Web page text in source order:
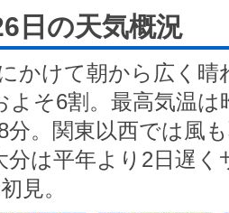
日の天気概況
かけて朝から広く晴
よそ6割。最高気温
分。関東以西では風
分は平年より2日遅
見。